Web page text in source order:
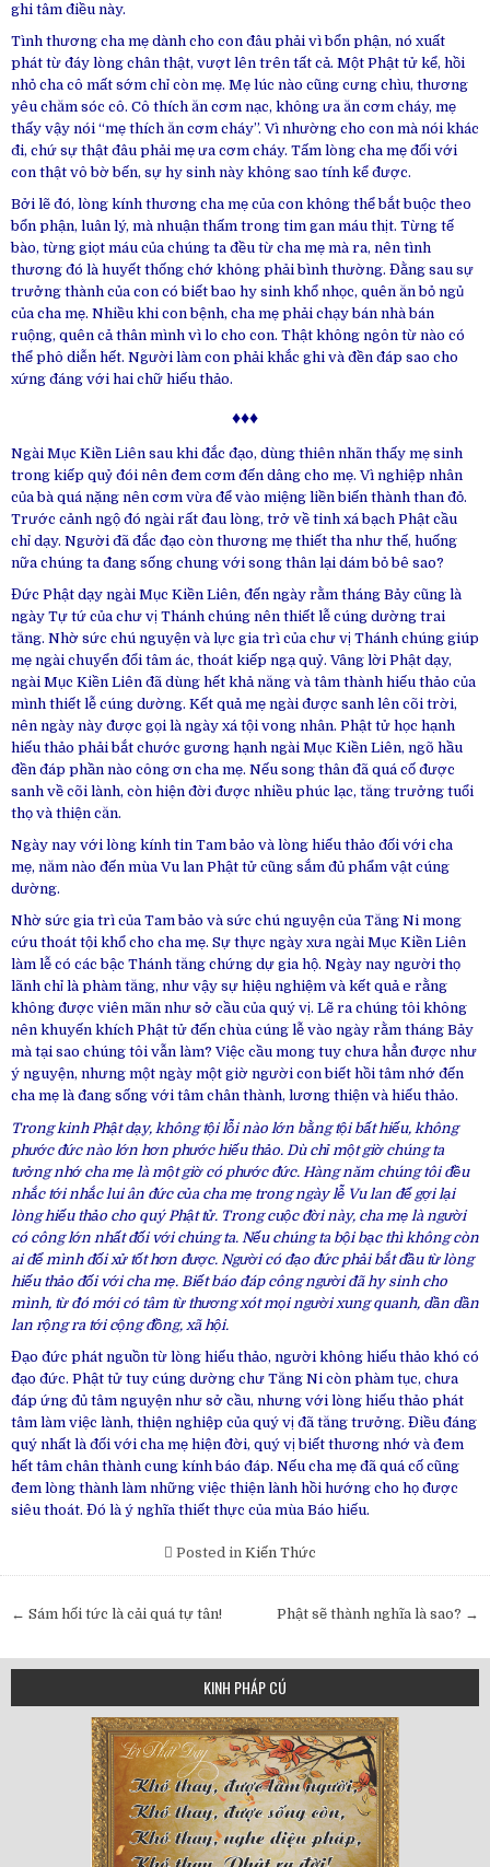
ghi tâm điều này.
Tình thương cha mẹ dành cho con đâu phải vì bổn phận, nó xuất
phát từ đáy lòng chân thật, vượt lên trên tất cả. Một Phật tử kể, hồi
nhỏ cha cô mất sớm chỉ còn mẹ. Mẹ lúc nào cũng cưng chìu, thương
yêu chăm sóc cô. Cô thích ăn cơm nạc, không ưa ăn cơm cháy, mẹ
thấy vậy nói “mẹ thích ăn cơm cháy”. Vì nhường cho con mà nói khác
đi, chứ sự thật đâu phải mẹ ưa cơm cháy. Tấm lòng cha mẹ đối với
con thật vô bờ bến, sự hy sinh này không sao tính kể được.
Bởi lẽ đó, lòng kính thương cha mẹ của con không thể bắt buộc theo
bổn phận, luân lý, mà nhuận thấm trong tim gan máu thịt. Từng tế
bào, từng giọt máu của chúng ta đều từ cha mẹ mà ra, nên tình
thương đó là huyết thống chớ không phải bình thường. Đằng sau sự
trưởng thành của con có biết bao hy sinh khổ nhọc, quên ăn bỏ ngủ
của cha mẹ. Nhiều khi con bệnh, cha mẹ phải chạy bán nhà bán
ruộng, quên cả thân mình vì lo cho con. Thật không ngôn từ nào có
thể phô diễn hết. Người làm con phải khắc ghi và đền đáp sao cho
xứng đáng với hai chữ hiếu thảo.
♦♦♦
Ngài Mục Kiền Liên sau khi đắc đạo, dùng thiên nhãn thấy mẹ sinh
trong kiếp quỷ đói nên đem cơm đến dâng cho mẹ. Vì nghiệp nhân
của bà quá nặng nên cơm vừa để vào miệng liền biến thành than đỏ.
Trước cảnh ngộ đó ngài rất đau lòng, trở về tinh xá bạch Phật cầu
chỉ dạy. Người đã đắc đạo còn thương mẹ thiết tha như thế, huống
nữa chúng ta đang sống chung với song thân lại dám bỏ bê sao?
Đức Phật dạy ngài Mục Kiền Liên, đến ngày rằm tháng Bảy cũng là
ngày Tự tứ của chư vị Thánh chúng nên thiết lễ cúng dường trai
tăng. Nhờ sức chú nguyện và lực gia trì của chư vị Thánh chúng giúp
mẹ ngài chuyển đổi tâm ác, thoát kiếp ngạ quỷ. Vâng lời Phật dạy,
ngài Mục Kiền Liên đã dùng hết khả năng và tâm thành hiếu thảo của
mình thiết lễ cúng dường. Kết quả mẹ ngài được sanh lên cõi trời,
nên ngày này được gọi là ngày xá tội vong nhân. Phật tử học hạnh
hiếu thảo phải bắt chước gương hạnh ngài Mục Kiền Liên, ngõ hầu
đền đáp phần nào công ơn cha mẹ. Nếu song thân đã quá cố được
sanh về cõi lành, còn hiện đời được nhiều phúc lạc, tăng trưởng tuổi
thọ và thiện căn.
Ngày nay với lòng kính tin Tam bảo và lòng hiếu thảo đối với cha
mẹ, năm nào đến mùa Vu lan Phật tử cũng sắm đủ phẩm vật cúng
dường.
Nhờ sức gia trì của Tam bảo và sức chú nguyện của Tăng Ni mong
cứu thoát tội khổ cho cha mẹ. Sự thực ngày xưa ngài Mục Kiền Liên
làm lễ có các bậc Thánh tăng chứng dự gia hộ. Ngày nay người thọ
lãnh chỉ là phàm tăng, như vậy sự hiệu nghiệm và kết quả e rằng
không được viên mãn như sở cầu của quý vị. Lẽ ra chúng tôi không
nên khuyến khích Phật tử đến chùa cúng lễ vào ngày rằm tháng Bảy
mà tại sao chúng tôi vẫn làm? Việc cầu mong tuy chưa hẳn được như
ý nguyện, nhưng một ngày một giờ người con biết hồi tâm nhớ đến
cha mẹ là đang sống với tâm chân thành, lương thiện và hiếu thảo.
Trong kinh Phật dạy, không tội lỗi nào lớn bằng tội bất hiếu, không
phước đức nào lớn hơn phước hiếu thảo. Dù chỉ một giờ chúng ta
tưởng nhớ cha mẹ là một giờ có phước đức. Hàng năm chúng tôi đều
nhắc tới nhắc lui ân đức của cha mẹ trong ngày lễ Vu lan để gợi lại
lòng hiếu thảo cho quý Phật tử. Trong cuộc đời này, cha mẹ là người
có công lớn nhất đối với chúng ta. Nếu chúng ta bội bạc thì không còn
ai để mình đối xử tốt hơn được. Người có đạo đức phải bắt đầu từ lòng
hiếu thảo đối với cha mẹ. Biết báo đáp công người đã hy sinh cho
mình, từ đó mới có tâm từ thương xót mọi người xung quanh, dần dần
lan rộng ra tới cộng đồng, xã hội.
Đạo đức phát nguồn từ lòng hiếu thảo, người không hiếu thảo khó có
đạo đức. Phật tử tuy cúng dường chư Tăng Ni còn phàm tục, chưa
đáp ứng đủ tâm nguyện như sở cầu, nhưng với lòng hiếu thảo phát
tâm làm việc lành, thiện nghiệp của quý vị đã tăng trưởng. Điều đáng
quý nhất là đối với cha mẹ hiện đời, quý vị biết thương nhớ và đem
hết tâm chân thành cung kính báo đáp. Nếu cha mẹ đã quá cố cũng
đem lòng thành làm những việc thiện lành hồi hướng cho họ được
siêu thoát. Đó là ý nghĩa thiết thực của mùa Báo hiếu.
Posted in Kiến Thức
Post Phật sẽ thành nghĩa là sao? →
← Sám hối tức là cải quá tự tân!
KINH PHÁP CÚ